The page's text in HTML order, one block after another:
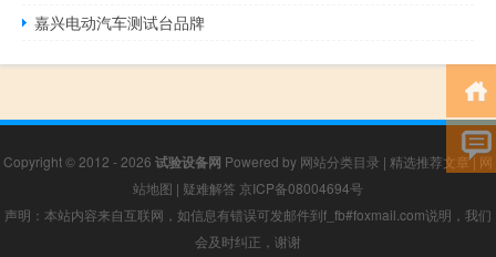
嘉兴电动汽车测试台品牌
Copyright © 2012 - 2026 试验设备网 Powered by 网站分类目录 | 精选推荐文章| 网
站地图 | 疑难解答 京ICP备08004694号
声明：本站内容来自互联网，如信息有错误可发邮件到f_fb#foxmail.com说明，我们
会及时纠正，谢谢